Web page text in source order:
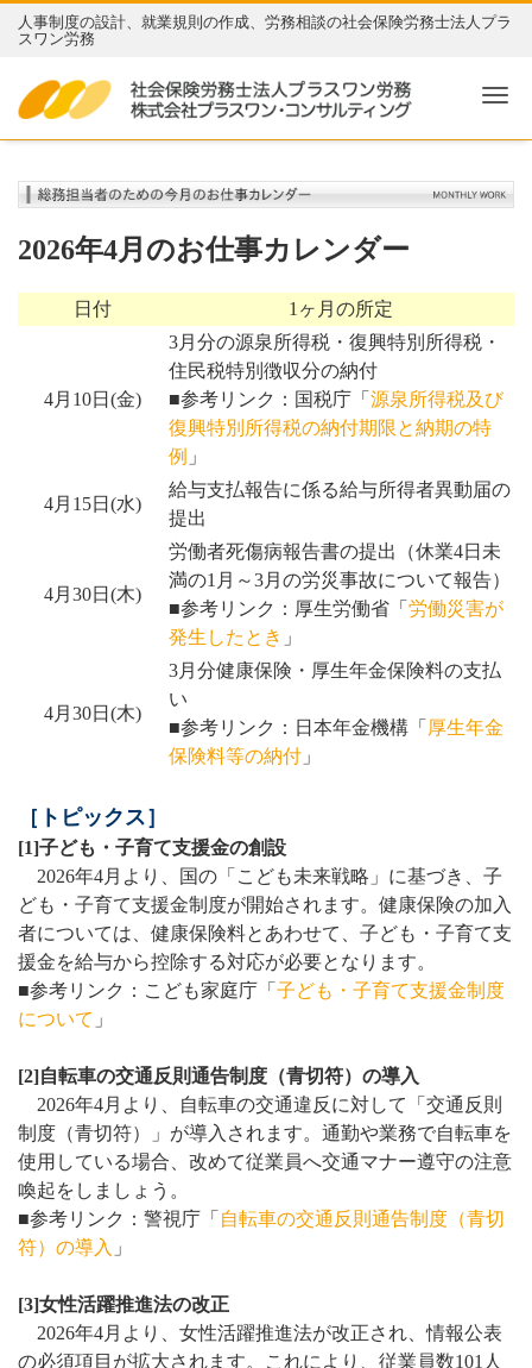
人事制度の設計、就業規則の作成、労務相談の社会保険労務士法人プラ
スワン労務
2026年4月のお仕事カレンダー
日付 1ヶ月の所定
4月10日(金)
3月分の源泉所得税・復興特別所得税・
住民税特別徴収分の納付
■参考リンク：国税庁「 源泉所得税及び
復興特別所得税の納付期限と納期の特
例 」
4月15日(水)
給与支払報告に係る給与所得者異動届の
提出
4月30日(木)
労働者死傷病報告書の提出（休業4日未
満の1月～3月の労災事故について報告）
■参考リンク：厚生労働省「 労働災害が
発生したとき 」
4月30日(木)
3月分健康保険・厚生年金保険料の支払
い
■参考リンク：日本年金機構「 厚生年金
保険料等の納付 」
［トピックス］
[1]子ども・子育て支援金の創設
2026年4月より、国の「こども未来戦略」に基づき、子
ども・子育て支援金制度が開始されます。健康保険の加入
者については、健康保険料とあわせて、子ども・子育て支
援金を給与から控除する対応が必要となります。
■参考リンク：こども家庭庁「 子ども・子育て支援金制度
について 」
[2]自転車の交通反則通告制度（青切符）の導入
2026年4月より、自転車の交通違反に対して「交通反則
制度（青切符）」が導入されます。通勤や業務で自転車を
使用している場合、改めて従業員へ交通マナー遵守の注意
喚起をしましょう。
■参考リンク：警視庁「 自転車の交通反則通告制度（青切
符）の導入 」
[3]女性活躍推進法の改正
2026年4月より、女性活躍推進法が改正され、情報公表
の必須項目が拡大されます。これにより、従業員数101人